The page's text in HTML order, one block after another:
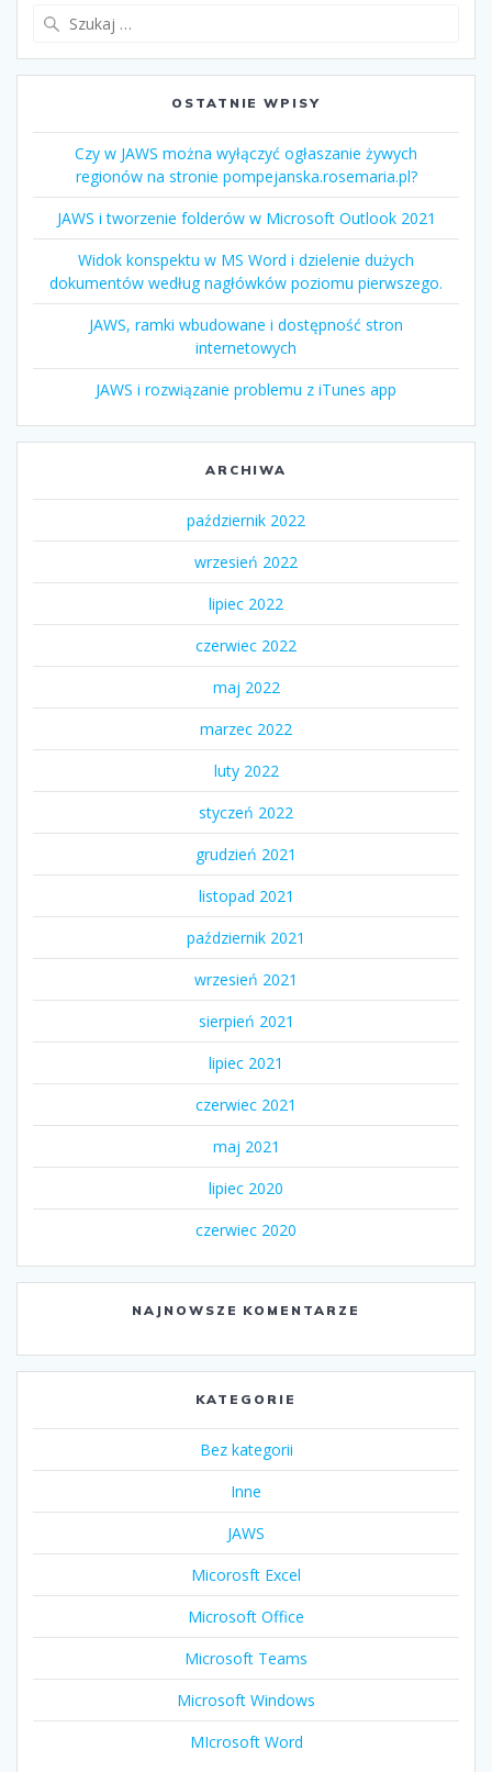
OSTATNIE WPISY
Czy w JAWS można wyłączyć ogłaszanie żywych
regionów na stronie pompejanska.rosemaria.pl?
JAWS i tworzenie folderów w Microsoft Outlook 2021
Widok konspektu w MS Word i dzielenie dużych
dokumentów według nagłówków poziomu pierwszego.
JAWS, ramki wbudowane i dostępność stron
internetowych
JAWS i rozwiązanie problemu z iTunes app
ARCHIWA
październik 2022
wrzesień 2022
lipiec 2022
czerwiec 2022
maj 2022
marzec 2022
luty 2022
styczeń 2022
grudzień 2021
listopad 2021
październik 2021
wrzesień 2021
sierpień 2021
lipiec 2021
czerwiec 2021
maj 2021
lipiec 2020
czerwiec 2020
NAJNOWSZE KOMENTARZE
KATEGORIE
Bez kategorii
Inne
JAWS
Micorosft Excel
Microsoft Office
Microsoft Teams
Microsoft Windows
MIcrosoft Word